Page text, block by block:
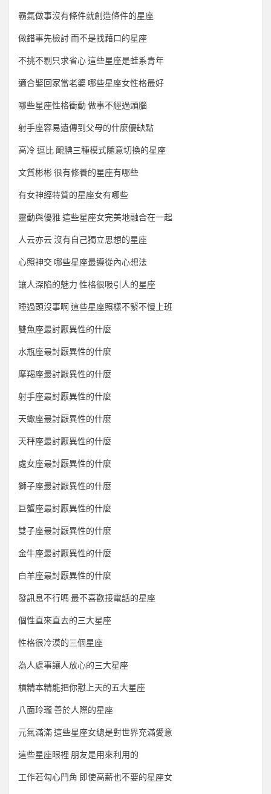
霸氣做事沒有條件就創造條件的星座
做錯事先檢討 而不是找藉口的星座
不挑不剔只求省心 這些星座是蛙系青年
適合娶回家當老婆 哪些星座女性格最好
哪些星座性格衝動 做事不經過頭腦
射手座容易遺傳到父母的什麼優缺點
高冷 逗比 靦腆三種模式隨意切換的星座
文質彬彬 很有修養的星座有哪些
有女神經特質的星座女有哪些
靈動與優雅 這些星座女完美地融合在一起
人云亦云 沒有自己獨立思想的星座
心照神交 哪些星座最遵從內心想法
讓人深陷的魅力 性格很吸引人的星座
睡過頭沒事啊 這些星座照樣不緊不慢上班
雙魚座最討厭異性的什麼
水瓶座最討厭異性的什麼
摩羯座最討厭異性的什麼
射手座最討厭異性的什麼
天蠍座最討厭異性的什麼
天秤座最討厭異性的什麼
處女座最討厭異性的什麼
獅子座最討厭異性的什麼
巨蟹座最討厭異性的什麼
雙子座最討厭異性的什麼
金牛座最討厭異性的什麼
白羊座最討厭異性的什麼
發訊息不行嗎 最不喜歡接電話的星座
個性直來直去的三大星座
性格很冷漠的三個星座
為人處事讓人放心的三大星座
槓精本精能把你懟上天的五大星座
八面玲瓏 善於人際的星座
元氣滿滿 這些星座女總是對世界充滿愛意
這些星座眼裡 朋友是用來利用的
工作若勾心鬥角 即使高薪也不要的星座女